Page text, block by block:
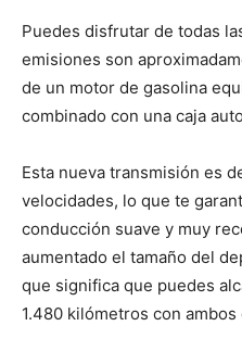
Puedes disfrutar de todas
emisiones son
de un motor de gasolina
combinado con una caja
Esta nueva transmisión es
velocidades, lo que te
conducción suave y muy
aumentado el tamaño del
que significa que puedes
1.480 kilómetros con